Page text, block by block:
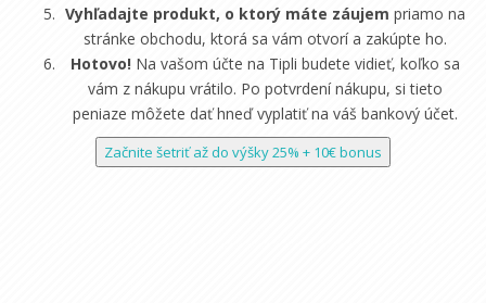
Vyhľadajte produkt, o ktorý máte záujem priamo na
stránke obchodu, ktorá sa vám otvorí a zakúpte ho.
Hotovo! Na vašom účte na Tipli budete vidieť, koľko sa
vám z nákupu vrátilo. Po potvrdení nákupu, si tieto
peniaze môžete dať hneď vyplatiť na váš bankový účet.
Začnite šetriť až do výšky 25% + 10€ bonus